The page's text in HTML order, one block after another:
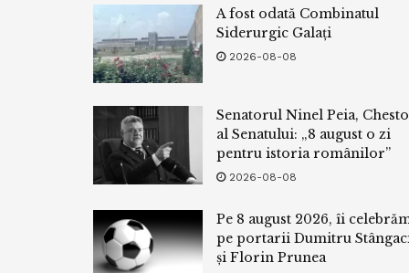
A fost odată Combinatul
Siderurgic Galați
2026-08-08
Senatorul Ninel Peia,
al Senatului: „8 august o zi
pentru istoria românilor”
2026-08-08
Pe 8 august 2026, îi
pe portarii Dumitru
și Florin Prunea